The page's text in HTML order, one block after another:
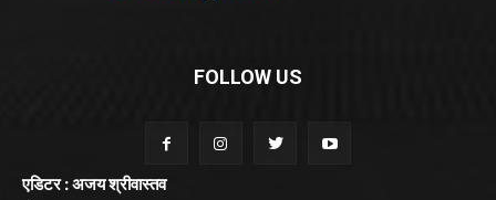
FOLLOW US
एडिटर : अजय श्रीवास्तव